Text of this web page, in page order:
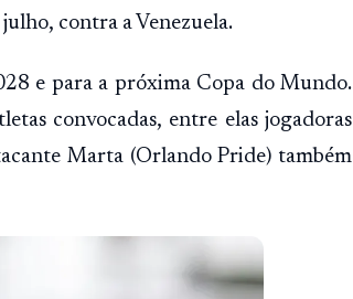
contra a Venezuela.
e para a próxima Copa do Mundo.
convocadas, entre elas jogadoras
Marta (Orlando Pride) também